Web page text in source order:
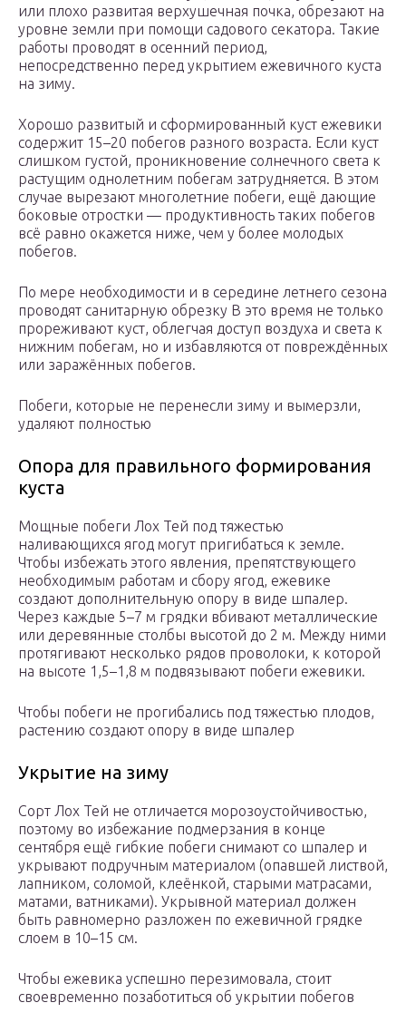
или плохо развитая верхушечная почка, обрезают на
уровне земли при помощи садового секатора. Такие
работы проводят в осенний период,
непосредственно перед укрытием ежевичного куста
на зиму.
Хорошо развитый и сформированный куст ежевики
содержит 15–20 побегов разного возраста. Если куст
слишком густой, проникновение солнечного света к
растущим однолетним побегам затрудняется. В этом
случае вырезают многолетние побеги, ещё дающие
боковые отростки — продуктивность таких побегов
всё равно окажется ниже, чем у более молодых
побегов.
По мере необходимости и в середине летнего сезона
проводят санитарную обрезку В это время не только
прореживают куст, облегчая доступ воздуха и света к
нижним побегам, но и избавляются от повреждённых
или заражённых побегов.
Побеги, которые не перенесли зиму и вымерзли,
удаляют полностью
Опора для правильного формирования
куста
Мощные побеги Лох Тей под тяжестью
наливающихся ягод могут пригибаться к земле.
Чтобы избежать этого явления, препятствующего
необходимым работам и сбору ягод, ежевике
создают дополнительную опору в виде шпалер.
Через каждые 5–7 м грядки вбивают металлические
или деревянные столбы высотой до 2 м. Между ними
протягивают несколько рядов проволоки, к которой
на высоте 1,5–1,8 м подвязывают побеги ежевики.
Чтобы побеги не прогибались под тяжестью плодов,
растению создают опору в виде шпалер
Укрытие на зиму
Сорт Лох Тей не отличается морозоустойчивостью,
поэтому во избежание подмерзания в конце
сентября ещё гибкие побеги снимают со шпалер и
укрывают подручным материалом (опавшей листвой,
лапником, соломой, клеёнкой, старыми матрасами,
матами, ватниками). Укрывной материал должен
быть равномерно разложен по ежевичной грядке
слоем в 10–15 см.
Чтобы ежевика успешно перезимовала, стоит
своевременно позаботиться об укрытии побегов